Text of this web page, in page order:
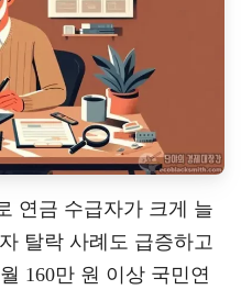
연금 수급자가 크게 늘
탈락 사례도 급증하고
160만 원 이상 국민연